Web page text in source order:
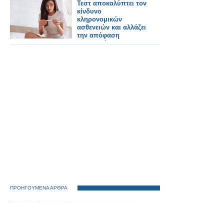
Τεστ αποκαλύπτει τον
κίνδυνο
κληρονομικών
ασθενειών και αλλάζει
την απόφαση
εγκυμοσύνης
ΠΡΟΗΓΟΥΜΕΝΑ ΑΡΘΡΑ